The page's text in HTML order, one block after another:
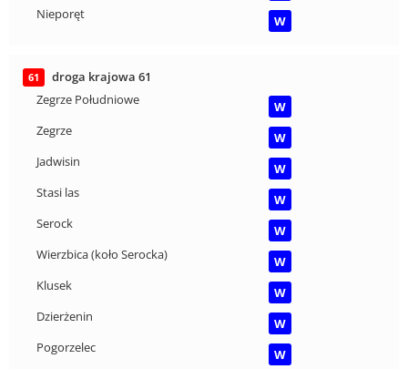
Nieporęt
W
61
droga krajowa 61
Zegrze Południowe
W
Zegrze
W
Jadwisin
W
Stasi las
W
Serock
W
Wierzbica (koło Serocka)
W
Klusek
W
Dzierżenin
W
Pogorzelec
W